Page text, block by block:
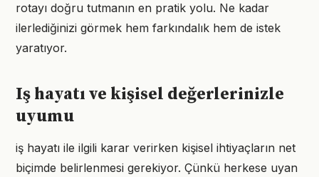
rotayı doğru tutmanın en pratik yolu. Ne kadar
ilerlediğinizi görmek hem farkındalık hem de istek
yaratıyor.
Iş hayatı ve kişisel değerlerinizle
uyumu
iş hayatı ile ilgili karar verirken kişisel ihtiyaçların net
biçimde belirlenmesi gerekiyor. Çünkü herkese uyan